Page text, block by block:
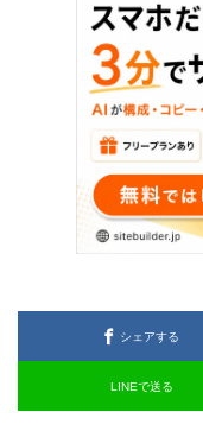
シェアする
LINEで送る